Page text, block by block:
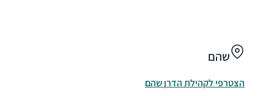
שהם
הצטרפי לקהילת הדרן שהם